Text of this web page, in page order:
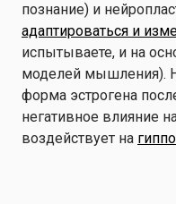
познание) и
адаптироваться и
испытываете, и на
моделей мышления).
форма эстрогена
негативное влияние
воздействует на